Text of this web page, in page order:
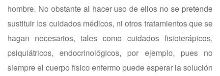
hombre. No obstante al hacer uso de ellos no se pretende
sustituir los cuidados médicos, ni otros tratamientos que se
hagan necesarios, tales como cuidados fisioterápicos,
psiquiátricos, endocrinológicos, por ejemplo, pues no
siempre el cuerpo físico enfermo puede esperar la solución